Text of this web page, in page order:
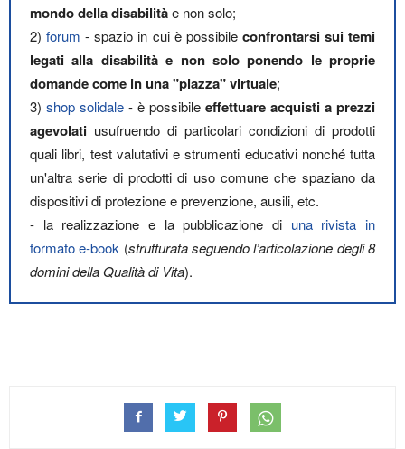
mondo della disabilitàe non solo;
2)forum- spazio in cui è possibile confrontarsi sui temi
legati alla disabilità e non solo ponendo le proprie
domande come in una "piazza" virtuale;
3) shop solidale - è possibile effettuare acquisti a prezzi
agevolati usufruendo di particolari condizioni di prodotti
quali libri, test valutativi e strumenti educativi nonché tutta
un'altra serie di prodotti di uso comune che spaziano da
dispositivi di protezione e prevenzione, ausili, etc.
- la realizzazione e la pubblicazione di una rivista in
formato e-book (strutturata seguendo l’articolazione degli 8
domini della Qualità di Vita).